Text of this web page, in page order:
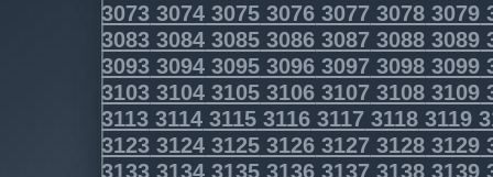
3073 3074 3075 3076 3077 3078 3079
3083 3084 3085 3086 3087 3088 3089
3093 3094 3095 3096 3097 3098 3099
3103 3104 3105 3106 3107 3108 3109
3113 3114 3115 3116 3117 3118 3119
3123 3124 3125 3126 3127 3128 3129
3133 3134 3135 3136 3137 3138 3139